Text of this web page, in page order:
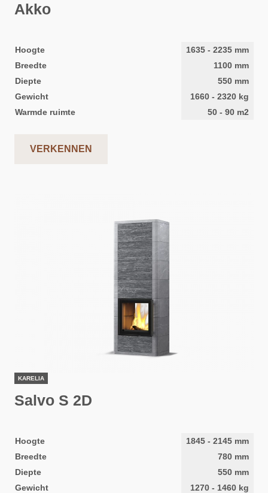
Akko
Hoogte 1635 - 2235 mm
Breedte
1100 mm
Diepte
550 mm
Gewicht
1660 - 2320 kg
Warmde ruimte
50 - 90 m2
VERKENNEN
KARELIA
Salvo S 2D
Hoogte 1845 - 2145 mm
Breedte
780 mm
Diepte
550 mm
Gewicht
1270 - 1460 kg